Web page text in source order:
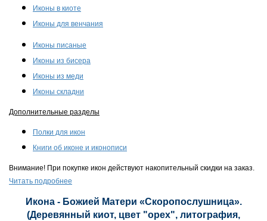
Иконы в киоте
Иконы для венчания
Иконы писаные
Иконы из бисера
Иконы из меди
Иконы складни
Дополнительные разделы
Полки для икон
Книги об иконе и иконописи
Внимание! При покупке икон действуют накопительный скидки на заказ.
Читать подробнее
Икона - Божией Матери «Скоропослушница».
(Деревянный киот, цвет "орех", литография,